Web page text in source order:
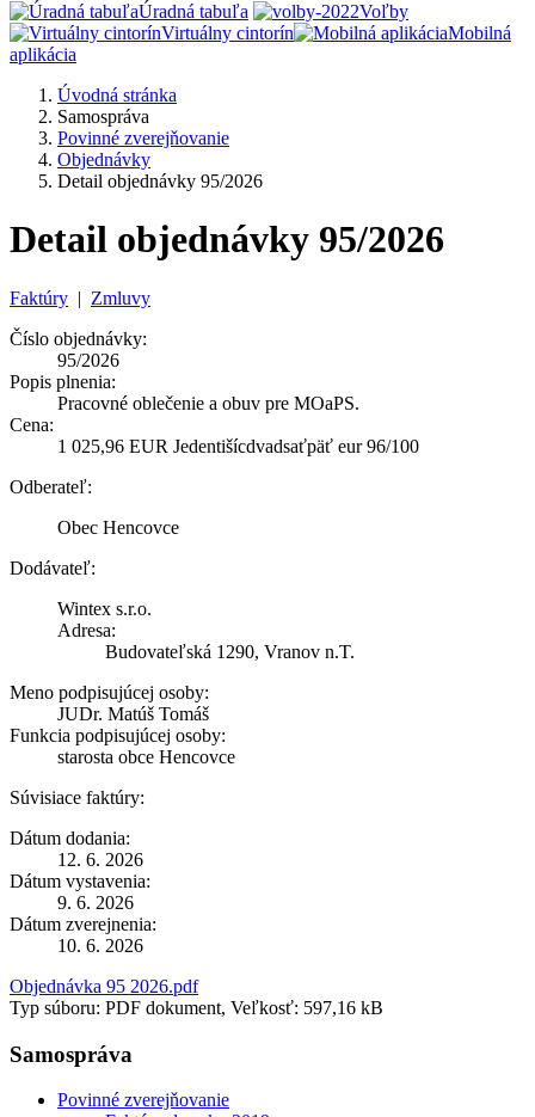
Úradná tabuľa
Voľby
Virtuálny cintorín
Mobilná
aplikácia
Úvodná stránka
Samospráva
Povinné zverejňovanie
Objednávky
Detail objednávky 95/2026
Detail objednávky 95/2026
Faktúry | Zmluvy
Číslo objednávky:
95/2026
Popis plnenia:
Pracovné oblečenie a obuv pre MOaPS.
Cena:
1 025,96 EUR Jedentišícdvadsaťpäť eur 96/100
Odberateľ:
Obec Hencovce
Dodávateľ:
Wintex s.r.o.
Adresa:
Budovateľská 1290, Vranov n.T.
Meno podpisujúcej osoby:
JUDr. Matúš Tomáš
Funkcia podpisujúcej osoby:
starosta obce Hencovce
Súvisiace faktúry:
Dátum dodania:
12. 6. 2026
Dátum vystavenia:
9. 6. 2026
Dátum zverejnenia:
10. 6. 2026
Objednávka 95 2026.pdf
Typ súboru: PDF dokument, Veľkosť: 597,16 kB
Samospráva
Povinné zverejňovanie